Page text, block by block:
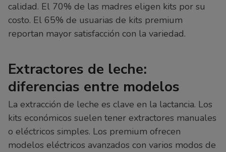
calidad. El 70% de las madres eligen kits por su
costo. El 65% de usuarias de kits premium
reportan mayor satisfacción con la variedad.
Extractores de leche:
diferencias entre modelos
La extracción de leche es clave en la lactancia. Los
kits económicos suelen tener extractores manuales
o eléctricos simples. Los premium ofrecen
modelos eléctricos avanzados con varios modos de